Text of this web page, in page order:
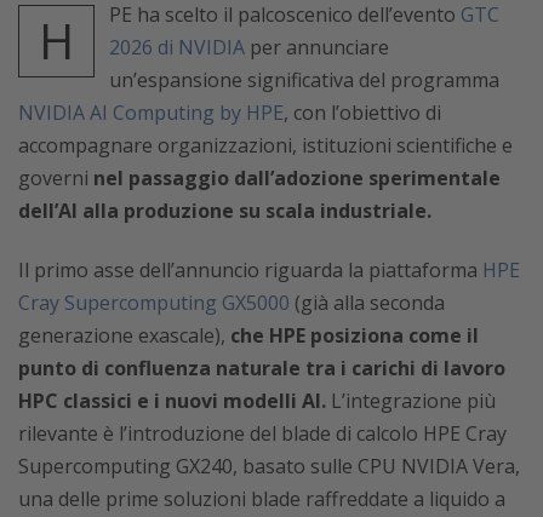
H PE ha scelto il palcoscenico dell’evento GTC
2026 di NVIDIA per annunciare
un’espansione significativa del programma
NVIDIA AI Computing by HPE, con l’obiettivo di
accompagnare organizzazioni, istituzioni scientifiche e
governi nel passaggio dall’adozione sperimentale
dell’AI alla produzione su scala industriale.
Il primo asse dell’annuncio riguarda la piattaforma HPE
Cray Supercomputing GX5000 (già alla seconda
generazione exascale), che HPE posiziona come il
punto di confluenza naturale tra i carichi di lavoro
HPC classici e i nuovi modelli AI. L’integrazione più
rilevante è l’introduzione del blade di calcolo HPE Cray
Supercomputing GX240, basato sulle CPU NVIDIA Vera,
una delle prime soluzioni blade raffreddate a liquido a